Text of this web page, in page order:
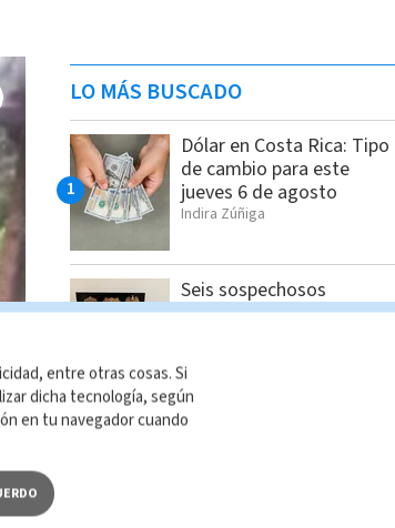
LO MÁS BUSCADO
Dólar en Costa Rica: Tipo
de cambio para este
jueves 6 de agosto
Indira Zúñiga
Seis sospechosos
vinculados con estructura
detenidos en Jacó
Indira Zúñiga
Allanamientos en Limón:
entre otras cosas. Si
dicha tecnología, según
en tu navegador cuando